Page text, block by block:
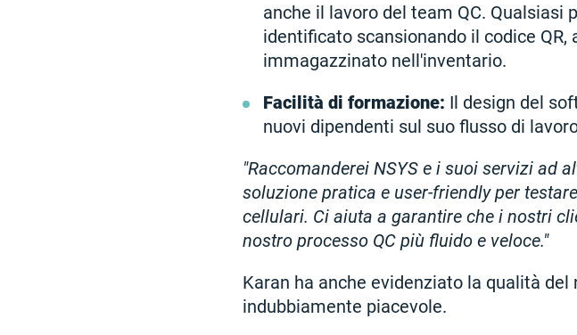
anche il lavoro del team QC. Qualsiasi
identificato scansionando il codice
immagazzinato nell'inventario.
Facilità di formazione: Il design del
nuovi dipendenti sul suo flusso di
"Raccomanderei NSYS e i suoi servizi ad
soluzione pratica e user-friendly per
cellulari. Ci aiuta a garantire che i nostri
nostro processo QC più fluido e veloce."
Karan ha anche evidenziato la qualità
indubbiamente piacevole.